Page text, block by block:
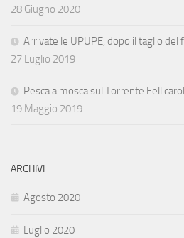
28 Giugno 2020
Arrivate le UPUPE, dopo il taglio del
27 Luglio 2019
Pesca a mosca sul Torrente
19 Maggio 2019
ARCHIVI
Agosto 2020
Luglio 2020